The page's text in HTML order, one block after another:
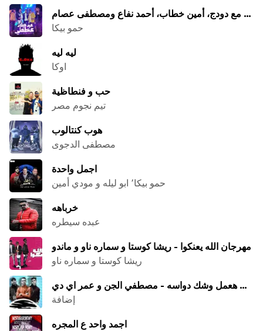
عيد ميلاد عظمتي مع دودج، أمين خطاب، أحمد نفاع ومصطفى عصام
حمو بيكا
ليه ليه
اوكا
حب و فنطاظية
تيم نجوم مصر
هوب كنتالوب
مصطفى الدجوى
اجمل واحدة
حمو بيكا٬ ابو ليله و مودي أمين
خرباهه
عبده سيطره
مهرجان الله يعنكوا - ريشا كوستا و سماره ناو و ماندو
ريشا كوستا و سماره ناو
مهرجان هعمل وشك دواسه - مصطفي الجن و عمر اي دي
إضافة
اجمد واحد ع المجره